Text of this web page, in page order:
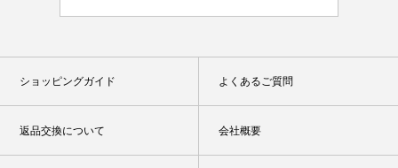
ショッピングガイド よくあるご質問
返品交換について 会社概要